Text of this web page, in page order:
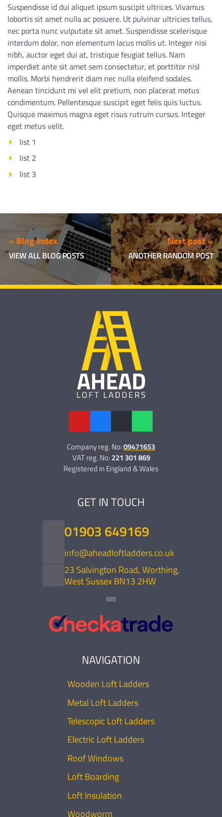
Suspendisse id dui aliquet ipsum suscipit ultrices. Vivamus
lobortis sit amet nulla ac posuere. Ut pulvinar ultricies tellus,
nec porta nunc vulputate sit amet. Suspendisse scelerisque
interdum dolor, non elementum lacus mollis ut. Integer nisi
nibh, auctor eget dui at, tristique feugiat tellus. Nam
imperdiet ante sit amet sem consectetur, et porttitor nisl
mollis. Morbi hendrerit diam nec nulla eleifend sodales.
Aenean tincidunt mi vel elit pretium, non placerat metus
condimentum. Pellentesque suscipit eget felis quis luctus.
Quisque maximus magna eget risus rutrum cursus. Integer
eget metus velit.
list 1
list 2
list 3
« Blog Index
VIEW ALL BLOG POSTS
Next post »
ANOTHER RANDOM POST
Company reg. No:09471653
VAT reg. No:221 301 869
Registered in England & Wales
GET IN TOUCH
01903 649169
info@aheadloftladders.co.uk
23 Salvington Road, Worthing,
West Sussex BN13 2HW
NAVIGATION
Wooden Loft Ladders
Metal Loft Ladders
Telescopic Loft Ladders
Electric Loft Ladders
Roof Windows
Loft Boarding
Loft Insulation
Woodworm